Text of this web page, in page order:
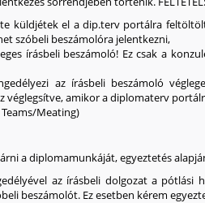
küldjétek el a dip.terv portálra
szóbeli beszámolóra jelentkezni,
írásbeli beszámoló! Ez csak a
az írásbeli beszámoló
véglegsítve, amikor a diplomaterv
Teams/Meating)
a diplomamunkáját, egyeztetés
az írásbeli dolgozat a
beszámolót. Ez esetben kérem